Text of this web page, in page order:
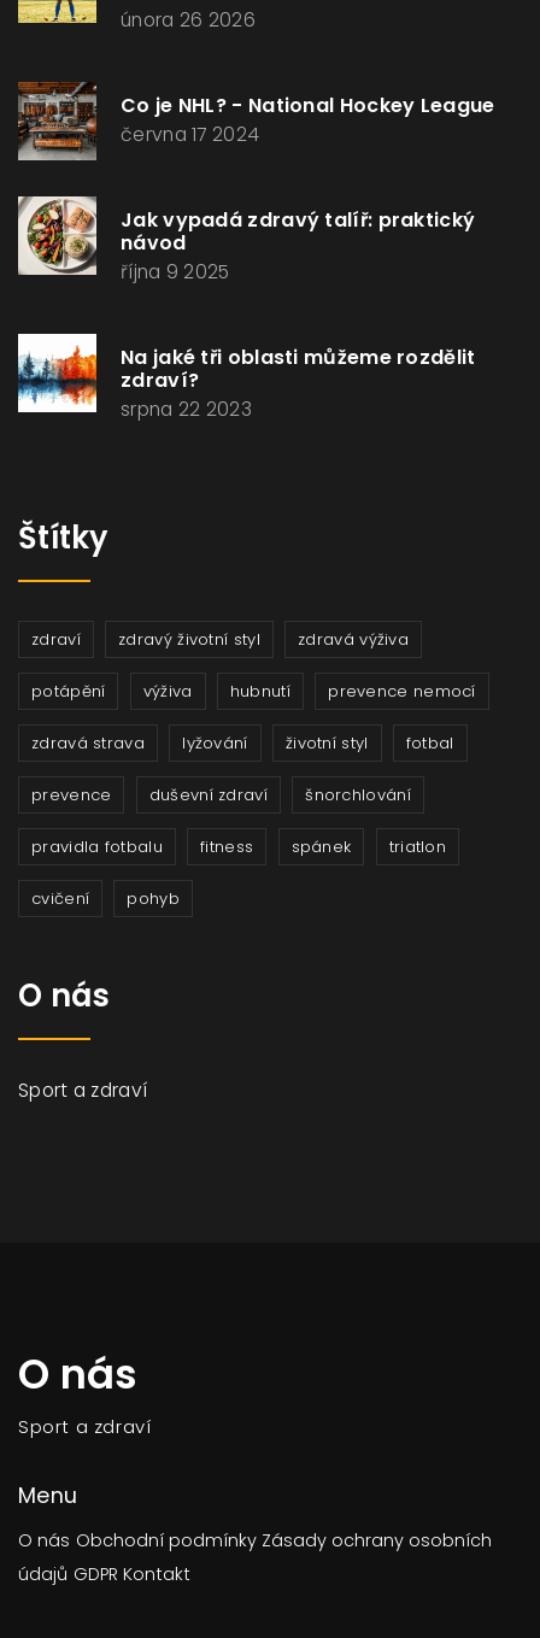
února 26 2026
Co je NHL? - National Hockey League
června 17 2024
Jak vypadá zdravý talíř: praktický
návod
října 9 2025
Na jaké tři oblasti můžeme rozdělit
zdraví?
srpna 22 2023
Štítky
zdraví zdravý životní styl zdravá výživa
potápění výživa hubnutí prevence nemocí
zdravá strava lyžování životní styl fotbal
prevence duševní zdraví šnorchlování
pravidla fotbalu fitness spánek triatlon
cvičení pohyb
O nás
Sport a zdraví
O nás
Sport a zdraví
Menu
O nás Obchodní podmínky Zásady ochrany osobních
údajů GDPR Kontakt